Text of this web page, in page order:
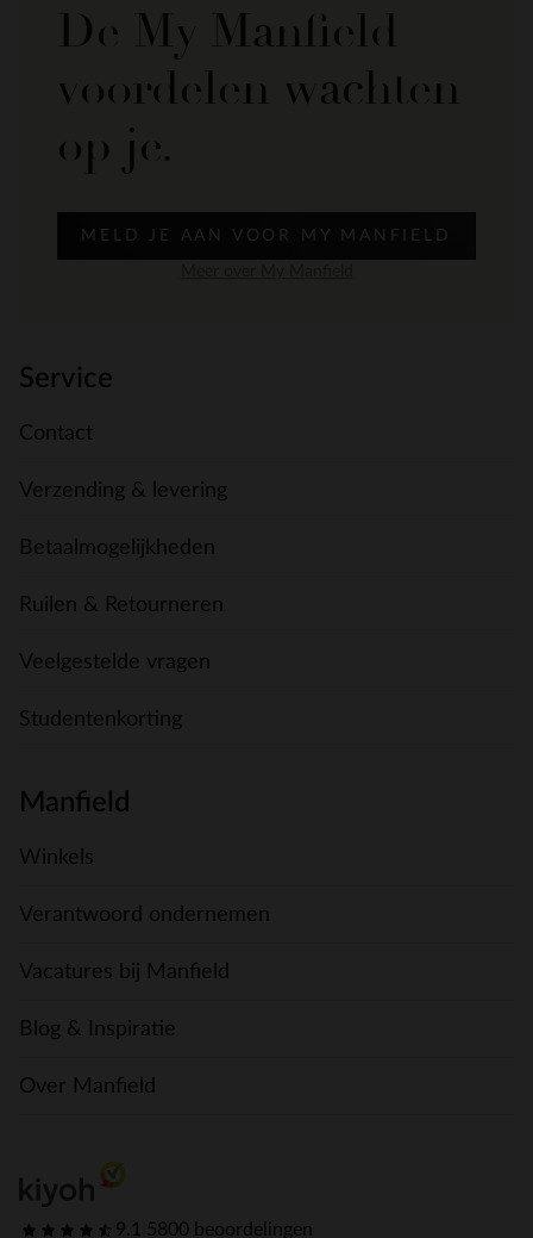
De My Manfield
voordelen wachten
op je.
MELD JE AAN VOOR MY MANFIELD
Service
Contact
Verzending & levering
Betaalmogelijkheden
Ruilen & Retourneren
Veelgestelde vragen
Studentenkorting
Manfield
Winkels
Verantwoord ondernemen
Vacatures bij Manfield
Blog & Inspiratie
Over Manfield
9.1 5800 beoordelingen